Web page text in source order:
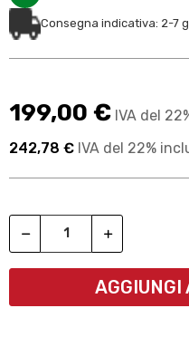
Consegna indicativa: 2-7
199,00 € IVA del
242,78 € IVA del 22%
AGGIUNGI